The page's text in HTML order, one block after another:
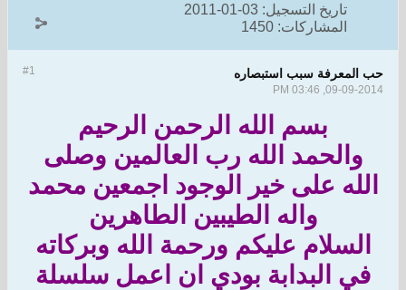
تاريخ التسجيل: 03-01-2011
المشاركات: 1450
#1 حب المعرفة سبب استبصاره
09-09-2014, 03:46 PM
بسم الله الرحمن الرحيم
والحمد الله رب العالمين وصلى
الله على خير الوجود اجمعين محمد
واله الطيبين الطاهرين
السلام عليكم ورحمة الله وبركاته
في البدابة بودي ان اعمل سلسلة